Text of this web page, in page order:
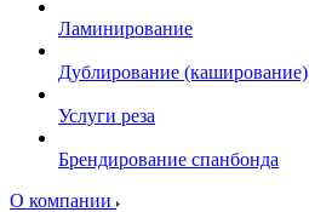
Ламинирование
Дублирование (каширование)
Услуги реза
Брендирование спанбонда
О компании